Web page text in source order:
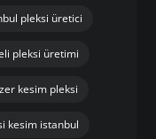
pleksi üretici
pleksi üretimi
kesim pleksi
kesim istanbul